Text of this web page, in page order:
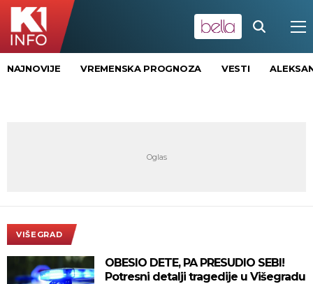
NAJNOVIJE VREMENSKA PROGNOZA VESTI
VIŠEGRAD
OBESIO DETE, PA PRESUDIO SEBI!
Potresni detalji tragedije u Višegradu